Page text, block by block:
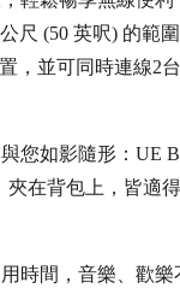
尺 (50 英呎) 的範
，並可同時連線2
您如影隨形：UE
在背包上，皆適
時間，音樂、歡